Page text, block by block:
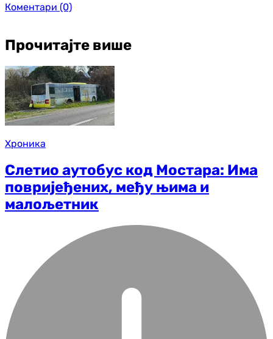
Коментари (0)
Прочитајте више
Хроника
Слетио аутобус код Мостара: Има
повријеђених, међу њима и
малољетник